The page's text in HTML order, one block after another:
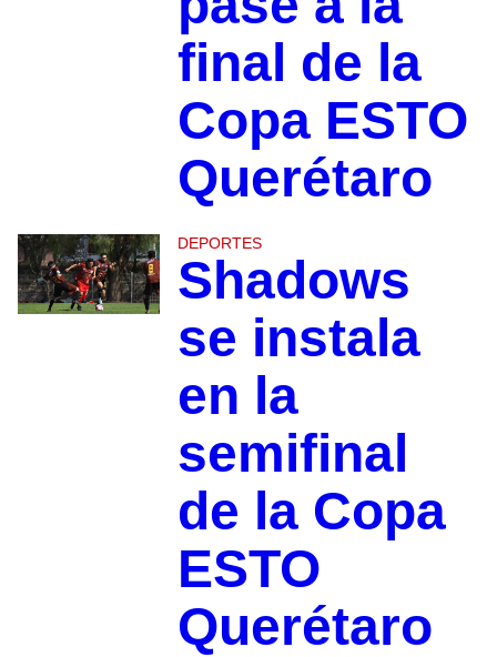
final de la
Copa ESTO
Querétaro
DEPORTES
Shadows
se instala
en la
semifinal
de la Copa
ESTO
Querétaro